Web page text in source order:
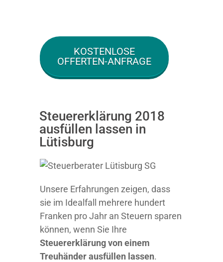
KOSTENLOSE
OFFERTEN-ANFRAGE
Steuererklärung 2018
ausfüllen lassen in
Lütisburg
Unsere Erfahrungen zeigen, dass
sie im Idealfall mehrere hundert
Franken pro Jahr an Steuern sparen
können, wenn Sie Ihre
Steuererklärung von einem
Treuhänder ausfüllen lassen.